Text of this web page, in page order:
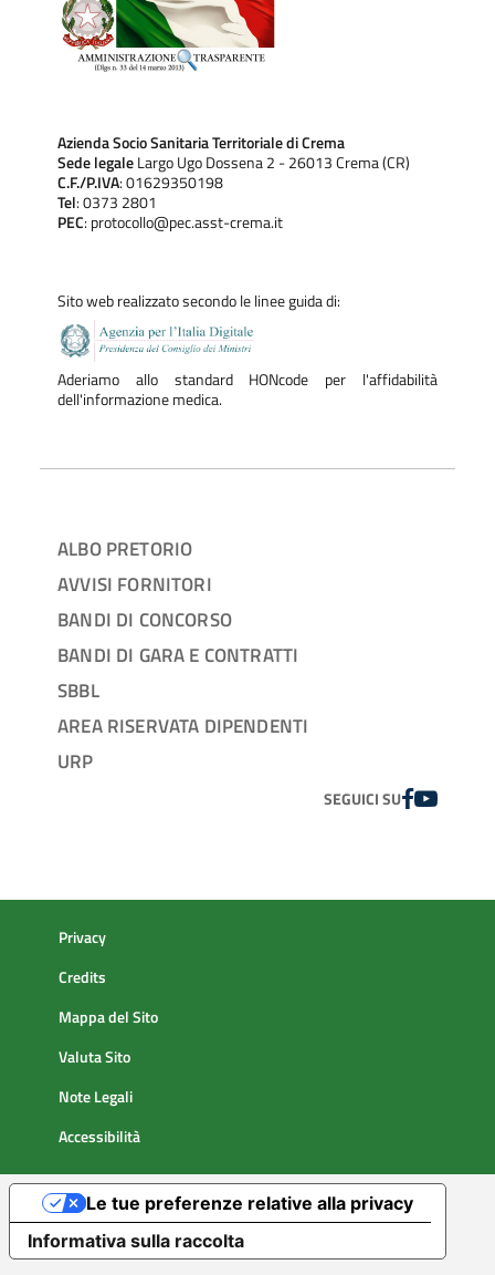
Azienda Socio Sanitaria Territoriale di Crema
Sede legaleLargo Ugo Dossena 2 - 26013 Crema (CR)
C.F./P.IVA: 01629350198
Tel: 0373 2801
PEC: protocollo@pec.asst-crema.it
Sito web realizzato secondo le linee guida di:
Aderiamo allo standard HONcode per l'affidabilità
dell'informazione medica.
ALBO PRETORIO
AVVISI FORNITORI
BANDI DI CONCORSO
BANDI DI GARA E CONTRATTI
SBBL
AREA RISERVATA DIPENDENTI
URP
SEGUICI SUFACEBOOK
YOUTUBE
Privacy
Credits
Mappa del Sito
Valuta Sito
Note Legali
Accessibilità
Informativa sulla raccolta
Le tue preferenze relative alla privacy